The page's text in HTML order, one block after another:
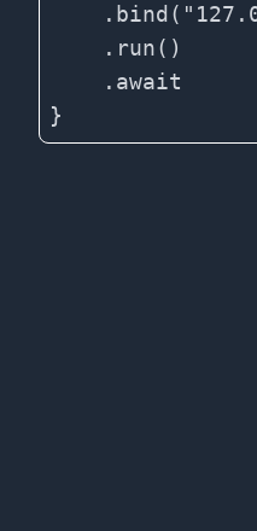
    .run()
    .await